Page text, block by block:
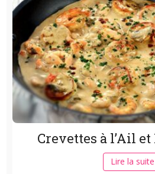
Crevettes à l’Ail et
Lire la suite